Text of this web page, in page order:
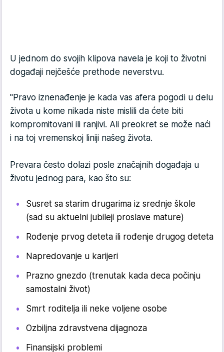
U jednom do svojih klipova navela je koji to životni
događaji nejčešće prethode neverstvu.
"Pravo iznenađenje je kada vas afera pogodi u delu
života u kome nikada niste mislili da ćete biti
kompromitovani ili ranjivi. Ali preokret se može naći
i na toj vremenskoj liniji našeg života.
Prevara često dolazi posle značajnih događaja u
životu jednog para, kao što su:
Susret sa starim drugarima iz srednje škole
(sad su aktuelni jubileji proslave mature)
Rođenje prvog deteta ili rođenje drugog deteta
Napredovanje u karijeri
Prazno gnezdo (trenutak kada deca počinju
samostalni život)
Smrt roditelja ili neke voljene osobe
Ozbiljna zdravstvena dijagnoza
Finansijski problemi